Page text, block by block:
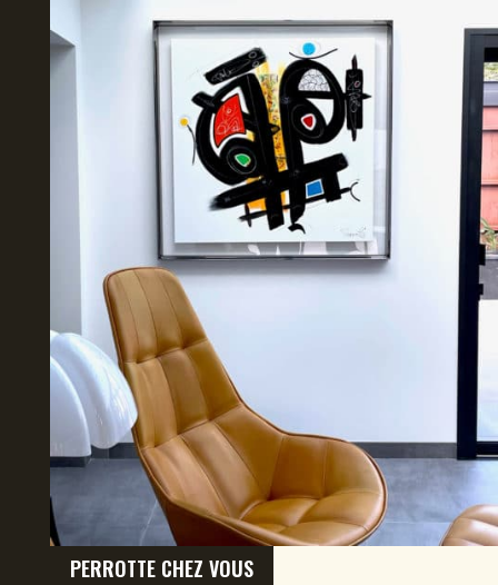
PERROTTE CHEZ VOUS